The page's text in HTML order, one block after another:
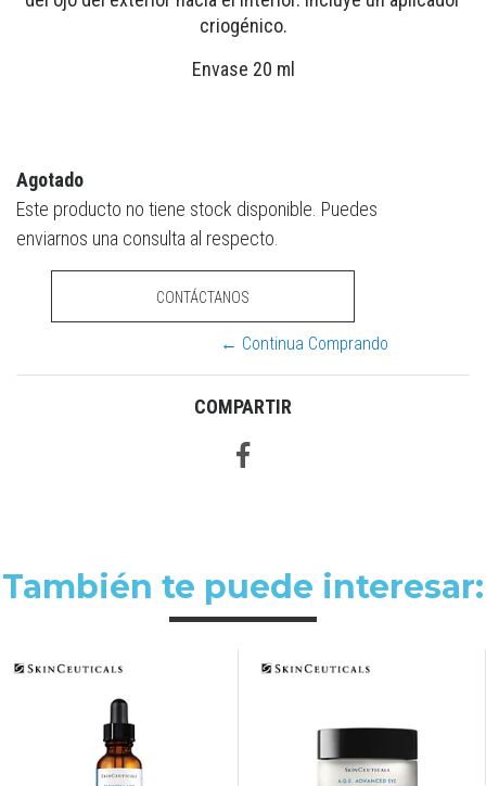
criogénico.
Envase 20 ml
Agotado
Este producto no tiene stock disponible. Puedes
enviarnos una consulta al respecto.
CONTÁCTANOS
← Continua Comprando
COMPARTIR
También te puede interesar: